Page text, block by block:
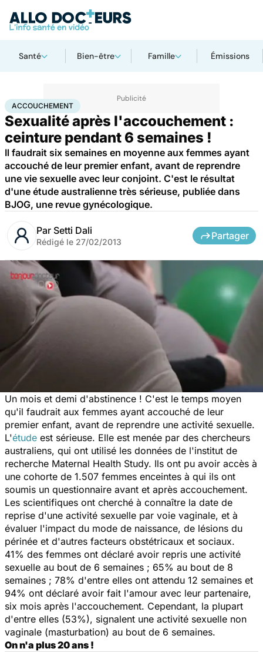
Santé Bien-être Famille Émissions
AccueilFamilleGrossesse Accouchement
ACCOUCHEMENT
Sexualité après l'accouchement :
ceinture pendant 6 semaines !
Il faudrait six semaines en moyenne aux femmes ayant
accouché de leur premier enfant, avant de reprendre
une vie sexuelle avec leur conjoint. C'est le résultat
d'une étude australienne très sérieuse, publiée dans
BJOG, une revue gynécologique.
Par Setti Dali
Rédigé le 27/02/2013
Partager
Un mois et demi d'abstinence ! C'est le temps moyen
qu'il faudrait aux femmes ayant accouché de leur
premier enfant, avant de reprendre une activité sexuelle.
L'étude est sérieuse. Elle est menée par des chercheurs
australiens, qui ont utilisé les données de l'institut de
recherche Maternal Health Study. Ils ont pu avoir accès à
une cohorte de 1.507 femmes enceintes à qui ils ont
soumis un questionnaire avant et après accouchement.
Les scientifiques ont cherché à connaître la date de
reprise d'une activité sexuelle par voie vaginale, et à
évaluer l'impact du mode de naissance, de lésions du
périnée et d'autres facteurs obstétricaux et sociaux.
41% des femmes ont déclaré avoir repris une activité
sexuelle au bout de 6 semaines ; 65% au bout de 8
semaines ; 78% d'entre elles ont attendu 12 semaines et
94% ont déclaré avoir fait l'amour avec leur partenaire,
six mois après l'accouchement. Cependant, la plupart
d'entre elles (53%), signalent une activité sexuelle non
vaginale (masturbation) au bout de 6 semaines.
On n'a plus 20 ans !